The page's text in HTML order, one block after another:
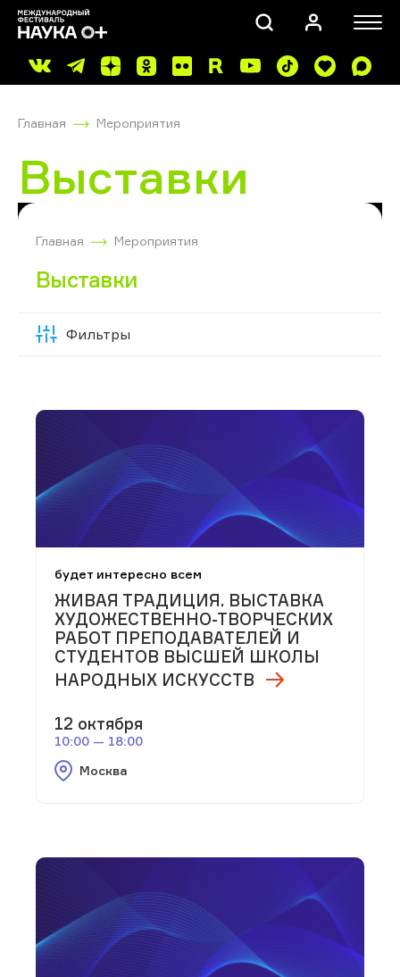
Главная Мероприятия
Выставки
Главная Мероприятия
Выставки
Фильтры
будет интересно всем
ЖИВАЯ ТРАДИЦИЯ. ВЫСТАВКА
ХУДОЖЕСТВЕННО-ТВОРЧЕСКИХ
РАБОТ ПРЕПОДАВАТЕЛЕЙ И
СТУДЕНТОВ ВЫСШЕЙ ШКОЛЫ
НАРОДНЫХ ИСКУССТВ
12 октября
10:00 — 18:00
Москва